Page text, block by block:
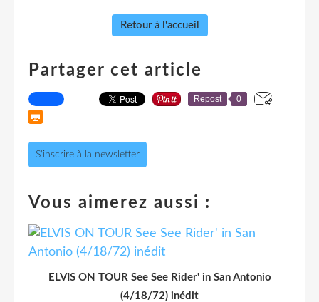
Retour à l'accueil
Partager cet article
Repost 0
S'inscrire à la newsletter
Vous aimerez aussi :
ELVIS ON TOUR See See Rider' in San Antonio
(4/18/72) inédit